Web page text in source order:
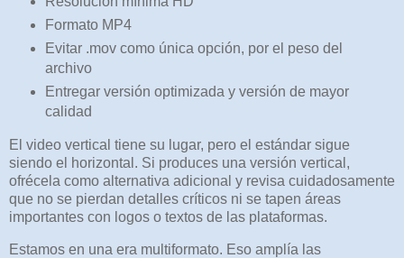
Formato MP4
Evitar .mov como única opción, por el peso del
archivo
Entregar versión optimizada y versión de mayor
calidad
El video vertical tiene su lugar, pero el estándar sigue
siendo el horizontal. Si produces una versión vertical,
ofrécela como alternativa adicional y revisa cuidadosamente
que no se pierdan detalles críticos ni se tapen áreas
importantes con logos o textos de las plataformas.
Estamos en una era multiformato. Eso amplía las